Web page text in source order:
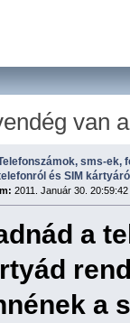
sms-ek,
van
sms-ek,
és SIM
2011. Január 30. 20:59:42
a
a